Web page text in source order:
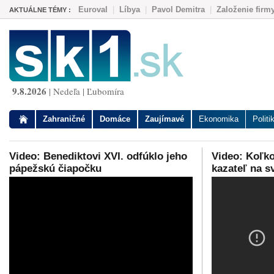
AKTUÁLNE TÉMY : Euroval Líbya| Pavol Demitra| Založenie
9.8.2026 | Nedeľa | Ľubomíra
Zahraničné Domáce Zaujímavé Ekonomika
Video: Benediktovi XVI. odfúklo jeho
pápežskú čiapočku
Video:
kazateľ na